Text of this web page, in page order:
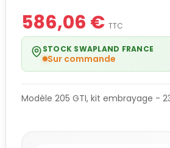
586,06 € TTC
STOCK SWAPLAND FRANCE
Sur commande
Modèle 205 GTI, kit embrayage -